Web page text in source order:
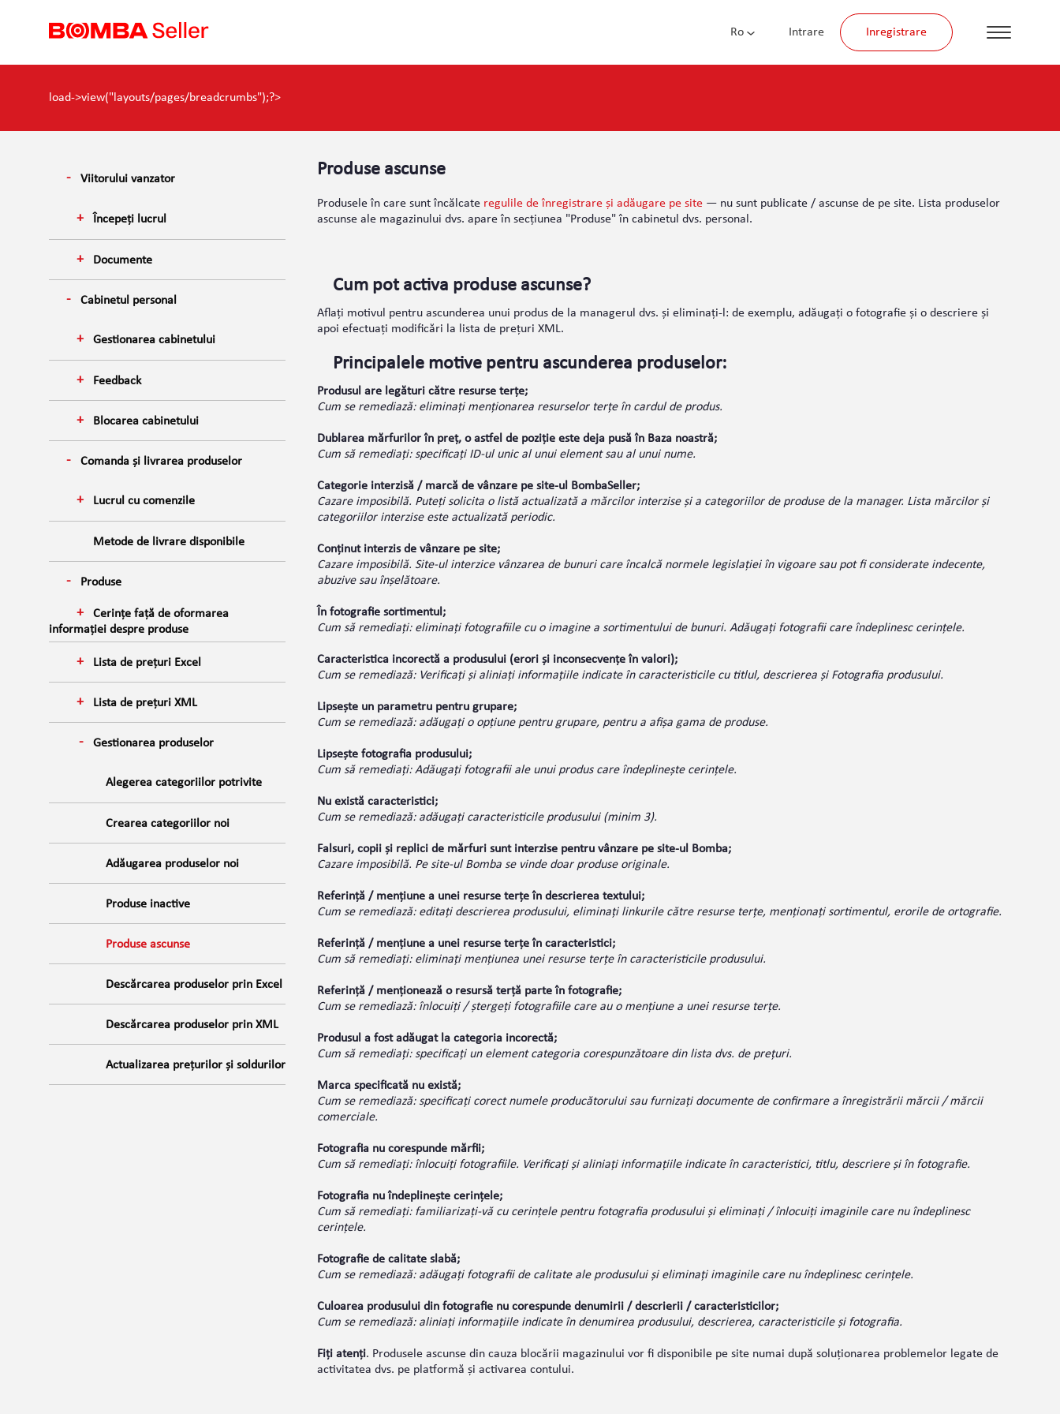
Ro Intrare Inregistrare
load->view("layouts/pages/breadcrumbs");?>
Viitorului vanzator
Începeți lucrul
Documente
Cabinetul personal
Gestionarea cabinetului
Feedback
Blocarea cabinetului
Comanda și livrarea produselor
Lucrul cu comenzile
Metode de livrare disponibile
Produse
Cerințe față de oformarea
informației despre produse
Lista de prețuri Excel
Lista de prețuri XML
Gestionarea produselor
Alegerea categoriilor potrivite
Crearea categoriilor noi
Adăugarea produselor noi
Produse inactive
Produse ascunse
Descărcarea produselor prin Excel
Descărcarea produselor prin XML
Actualizarea prețurilor și soldurilor
Produse ascunse
Produsele în care sunt încălcate regulile de înregistrare și adăugare pe site — nu sunt publicate / ascunse de pe site. Lista produselor
ascunse ale magazinului dvs. apare în secțiunea "Produse" în cabinetul dvs. personal.
Cum pot activa produse ascunse?
Aflați motivul pentru ascunderea unui produs de la managerul dvs. și eliminați-l: de exemplu, adăugați o fotografie și o descriere și
apoi efectuați modificări la lista de prețuri XML.
Principalele motive pentru ascunderea produselor:
Produsul are legături către resurse terțe;
Cum se remediază: eliminați menționarea resurselor terțe în cardul de produs.
Dublarea mărfurilor în preț, o astfel de poziție este deja pusă în Baza noastră;
Cum să remediați: specificați ID-ul unic al unui element sau al unui nume.
Categorie interzisă / marcă de vânzare pe site-ul BombaSeller;
Cazare imposibilă. Puteți solicita o listă actualizată a mărcilor interzise și a categoriilor de produse de la manager. Lista mărcilor și
categoriilor interzise este actualizată periodic.
Conținut interzis de vânzare pe site;
Cazare imposibilă. Site-ul interzice vânzarea de bunuri care încalcă normele legislației în vigoare sau pot fi considerate indecente,
abuzive sau înșelătoare.
În fotografie sortimentul;
Cum să remediați: eliminați fotografiile cu o imagine a sortimentului de bunuri. Adăugați fotografii care îndeplinesc cerințele.
Caracteristica incorectă a produsului (erori și inconsecvențe în valori);
Cum se remediază: Verificați și aliniați informațiile indicate în caracteristicile cu titlul, descrierea și Fotografia produsului.
Lipsește un parametru pentru grupare;
Cum se remediază: adăugați o opțiune pentru grupare, pentru a afișa gama de produse.
Lipsește fotografia produsului;
Cum să remediați: Adăugați fotografii ale unui produs care îndeplinește cerințele.
Nu există caracteristici;
Cum se remediază: adăugați caracteristicile produsului (minim 3).
Falsuri, copii și replici de mărfuri sunt interzise pentru vânzare pe site-ul Bomba;
Cazare imposibilă. Pe site-ul Bomba se vinde doar produse originale.
Referință / mențiune a unei resurse terțe în descrierea textului;
Cum se remediază: editați descrierea produsului, eliminați linkurile către resurse terțe, menționați sortimentul, erorile de ortografie.
Referință / mențiune a unei resurse terțe în caracteristici;
Cum să remediați: eliminați mențiunea unei resurse terțe în caracteristicile produsului.
Referință / menționează o resursă terță parte în fotografie;
Cum se remediază: înlocuiți / ștergeți fotografiile care au o mențiune a unei resurse terțe.
Produsul a fost adăugat la categoria incorectă;
Cum să remediați: specificați un element categoria corespunzătoare din lista dvs. de prețuri.
Marca specificată nu există;
Cum se remediază: specificați corect numele producătorului sau furnizați documente de confirmare a înregistrării mărcii / mărcii
comerciale.
Fotografia nu corespunde mărfii;
Cum să remediați: înlocuiți fotografiile. Verificați și aliniați informațiile indicate în caracteristici, titlu, descriere și în fotografie.
Fotografia nu îndeplinește cerințele;
Cum să remediați: familiarizați-vă cu cerințele pentru fotografia produsului și eliminați / înlocuiți imaginile care nu îndeplinesc
cerințele.
Fotografie de calitate slabă;
Cum se remediază: adăugați fotografii de calitate ale produsului și eliminați imaginile care nu îndeplinesc cerințele.
Culoarea produsului din fotografie nu corespunde denumirii / descrierii / caracteristicilor;
Cum se remediază: aliniați informațiile indicate în denumirea produsului, descrierea, caracteristicile și fotografia.
Fiți atenți. Produsele ascunse din cauza blocării magazinului vor fi disponibile pe site numai după soluționarea problemelor legate de
activitatea dvs. pe platformă și activarea contului.